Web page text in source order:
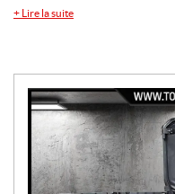
+ Lire la suite